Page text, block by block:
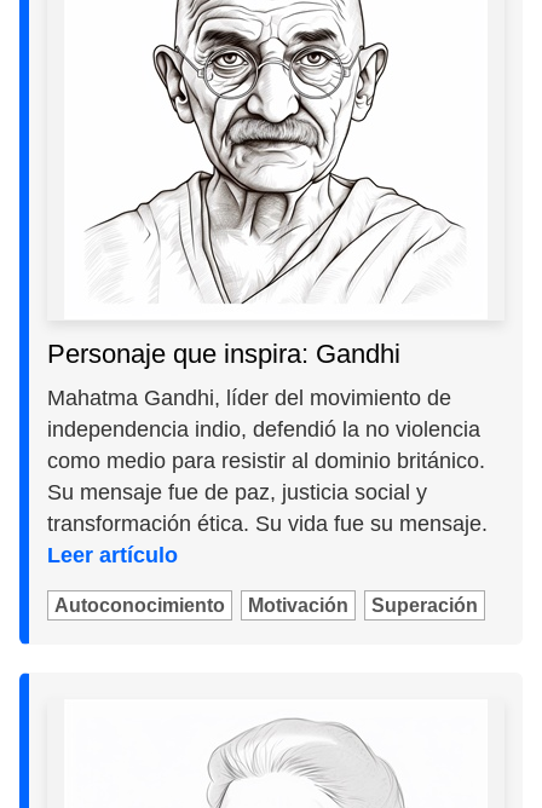
Personaje que inspira: Gandhi
Mahatma Gandhi, líder del movimiento de
independencia indio, defendió la no violencia
como medio para resistir al dominio británico.
Su mensaje fue de paz, justicia social y
transformación ética. Su vida fue su mensaje.
Leer artículo
Autoconocimiento Motivación Superación